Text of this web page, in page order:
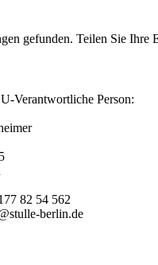
gefunden. Teilen Sie Ihre
Verantwortliche Person:
82 54 562
berlin.de